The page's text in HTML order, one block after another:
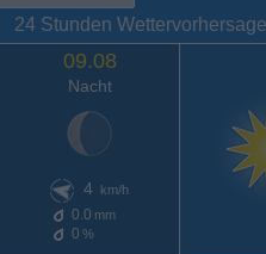
24 Stunden
09.08
Nacht
4 km/h
0.0 mm
0 %